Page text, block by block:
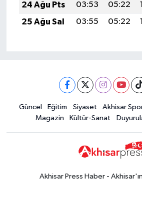
24 Ağu Pts
03:53 05:22
25 Ağu Sal
03:55 05:22
Güncel Eğitim Siyaset Akhisar
Magazin
Kültür-Sanat
Akhisar Press Haber -